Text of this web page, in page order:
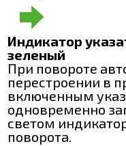
Индикатор
зеленый
При повороте
перестроении в
включенным
одновременно
светом
поворота.